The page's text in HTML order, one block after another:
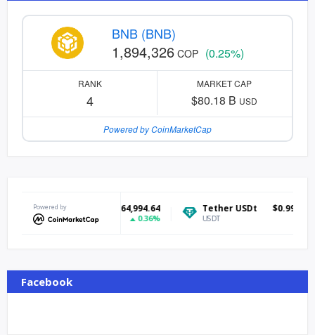
BNB (BNB)
1,894,326 COP (0.25%)
RANK
4
MARKET CAP
$80.18 B USD
Powered by CoinMarketCap
Powered by$64,994.64
0.36%
Tether USDt $0.999172
USDT
Facebook